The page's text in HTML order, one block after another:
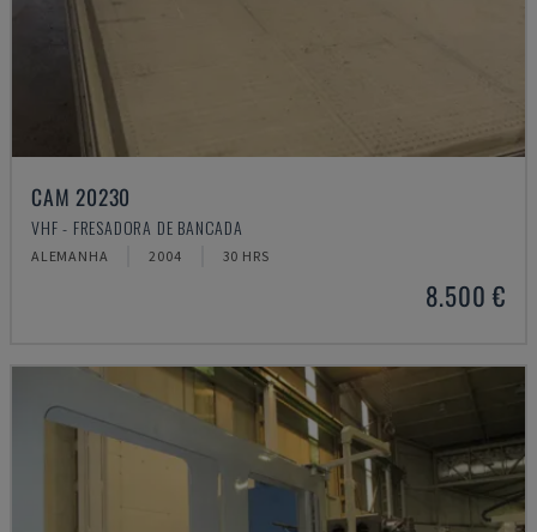
CAM 20230
VHF - FRESADORA DE BANCADA
ALEMANHA 2004 30 HRS
8.500 €